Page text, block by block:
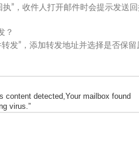
”，收件人打开邮件时会提示发送回
？
发”，添加转发地址并选择是否保留
content detected,Your mailbox found
virus.”